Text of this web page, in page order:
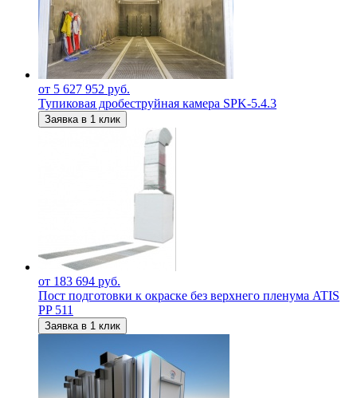
от 5 627 952 руб.
Тупиковая дробеструйная камера SPK-5.4.3
Заявка в 1 клик
от 183 694 руб.
Пост подготовки к окраске без верхнего пленума ATIS
PP 511
Заявка в 1 клик